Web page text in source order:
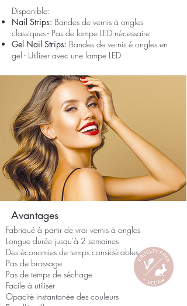
Disponible:
Nail Strips: Bandes de vernis à ongles
classiques - Pas de lampe LED nécessaire
Gel Nail Strips: Bandes de vernis é ongles en
gel - Utiliser avec une lampe LED
Fabriqué à partir de vrai vernis à ongles
Longue durée jusqu'à 2 semaines
Des économies de temps considérables
Pas de brossage
Pas de temps de séchage
Facile à utiliser
Opacité instantanée des couleurs
Avantages